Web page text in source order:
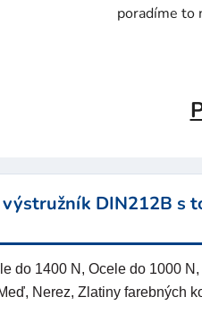
poradíme to
DIN212B s
do 1400 N, Ocele do 1000
Nerez, Zlatiny farebných